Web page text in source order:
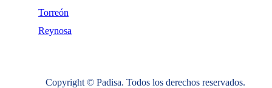
Torreón
Reynosa
Copyright © Padisa. Todos los derechos reservados.